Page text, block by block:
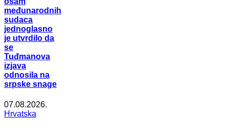
međunarodnih
sudaca
jednoglasno
je utvrdilo da
se
Tuđmanova
izjava
odnosila na
srpske snage
07.08.2026.
Hrvatska